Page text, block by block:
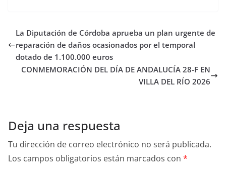
La Diputación de Córdoba aprueba un plan urgente de
reparación de daños ocasionados por el temporal
dotado de 1.100.000 euros
CONMEMORACIÓN DEL DÍA DE ANDALUCÍA 28-F EN
VILLA DEL RÍO 2026
Deja una respuesta
Tu dirección de correo electrónico no será publicada.
Los campos obligatorios están marcados con *